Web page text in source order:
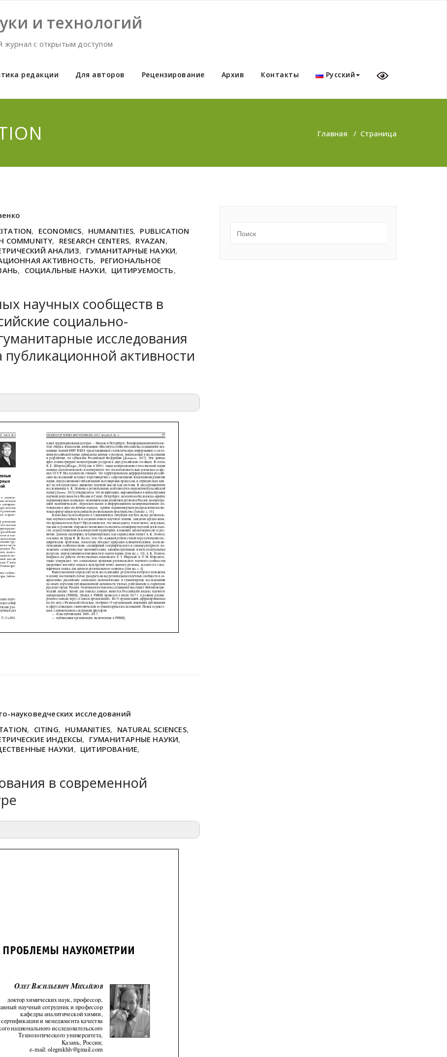
и технологий
с открытым доступом
редакции Для авторов Рецензирование Архив Контакты Русский
Главная / Страница
, ECONOMICS, HUMANITIES, PUBLICATION
COMMUNITY, RESEARCH CENTERS, RYAZAN,
АНАЛИЗ, ГУМАНИТАРНЫЕ НАУКИ,
АКТИВНОСТЬ, РЕГИОНАЛЬНОЕ
, СОЦИАЛЬНЫЕ НАУКИ, ЦИТИРУЕМОСТЬ,
научных сообществ в
социально-
исследования
активности
науковедческих исследований
, CITING, HUMANITIES, NATURAL SCIENCES,
ИНДЕКСЫ, ГУМАНИТАРНЫЕ НАУКИ,
НАУКИ, ЦИТИРОВАНИЕ,
в современной